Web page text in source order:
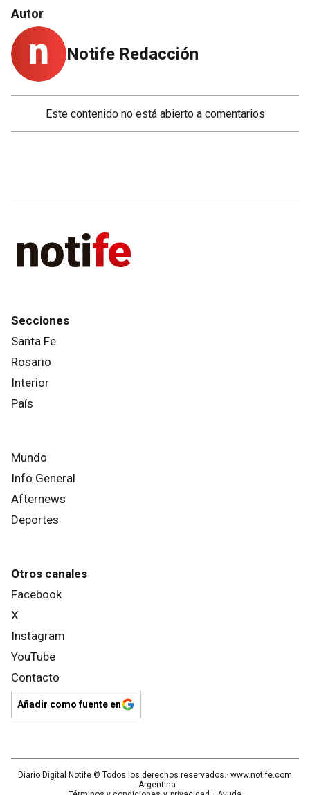
Autor
Notife Redacción
Este contenido no está abierto a comentarios
Secciones
Santa Fe
Rosario
Interior
País
Mundo
Info General
Afternews
Deportes
Otros canales
Facebook
X
Instagram
YouTube
Contacto
Añadir como fuente en
Diario Digital Notife © Todos los derechos reservados.· www.notife.com
- Argentina